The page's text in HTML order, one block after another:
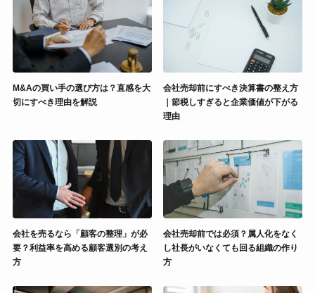
M&Aの買い手の選び方は？直感を大
切にすべき理由を解説
会社売却前にすべき決算書の整え方
｜節税しすぎると企業価値が下がる
理由
会社を売るなら「顧客の整理」が必
要？利益率を高める顧客選別の考え
方
会社売却前では必須？属人化をなく
し社長がいなくても回る組織の作り
方